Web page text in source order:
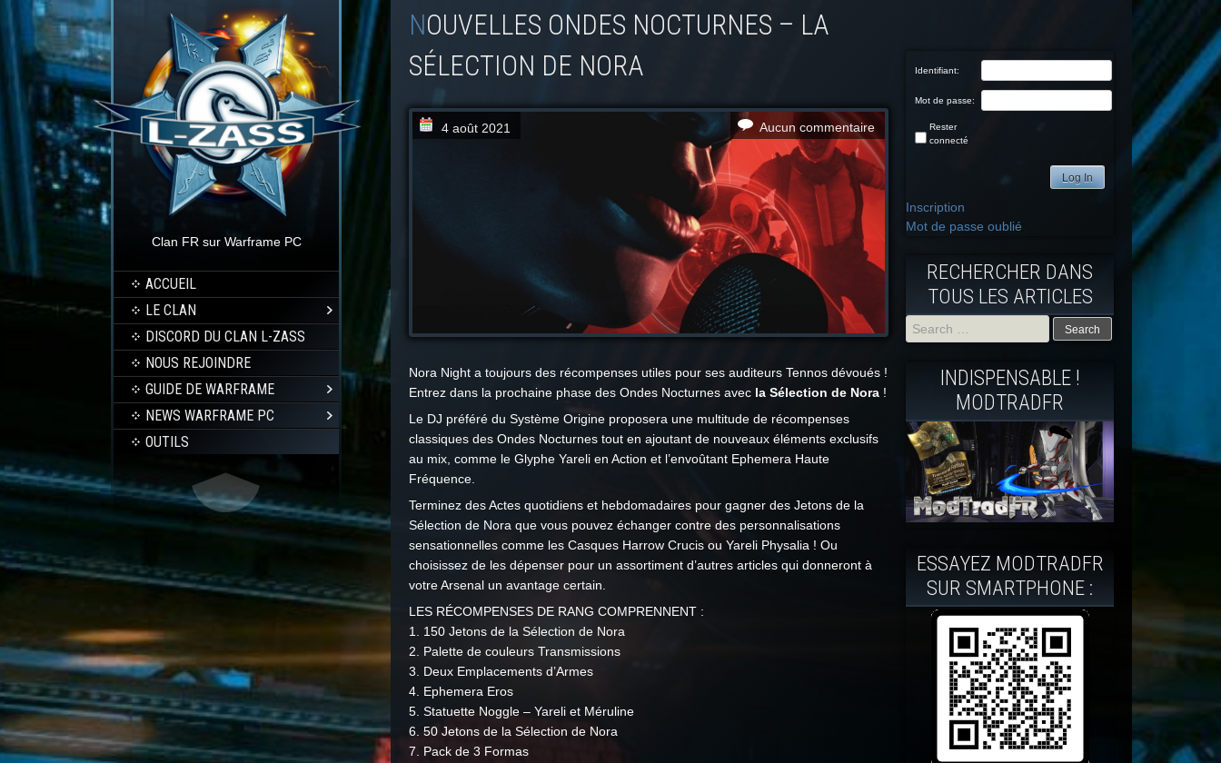
Clan FR sur Warframe PC
ACCUEIL
LE CLAN
DISCORD DU CLAN L-ZASS
NOUS REJOINDRE
GUIDE DE WARFRAME
NEWS WARFRAME PC
OUTILS
NOUVELLES ONDES NOCTURNES – LA
SÉLECTION DE NORA
4 août 2021 Aucun commentaire
Nora Night a toujours des récompenses utiles pour ses auditeurs Tennos dévoués !
Entrez dans la prochaine phase des Ondes Nocturnes avec la Sélection de Nora !
Le DJ préféré du Système Origine proposera une multitude de récompenses
classiques des Ondes Nocturnes tout en ajoutant de nouveaux éléments exclusifs
au mix, comme le Glyphe Yareli en Action et l’envoûtant Ephemera Haute
Fréquence.
Terminez des Actes quotidiens et hebdomadaires pour gagner des Jetons de la
Sélection de Nora que vous pouvez échanger contre des personnalisations
sensationnelles comme les Casques Harrow Crucis ou Yareli Physalia ! Ou
choisissez de les dépenser pour un assortiment d’autres articles qui donneront à
votre Arsenal un avantage certain.
LES RÉCOMPENSES DE RANG COMPRENNENT :
1. 150 Jetons de la Sélection de Nora
2. Palette de couleurs Transmissions
3. Deux Emplacements d’Armes
4. Ephemera Eros
5. Statuette Noggle – Yareli et Méruline
6. 50 Jetons de la Sélection de Nora
7. Pack de 3 Formas
Identifiant:
Mot de passe:
Rester
connecté
Log In
Inscription
Mot de passe oublié
RECHERCHER DANS
TOUS LES ARTICLES
Search
for:
INDISPENSABLE !
MODTRADFR
ESSAYEZ MODTRADFR
SUR SMARTPHONE :